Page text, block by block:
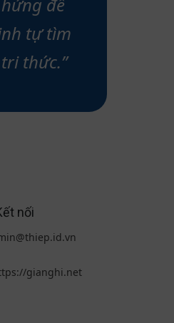
tự tìm
thức.”
nối
gianghi.net